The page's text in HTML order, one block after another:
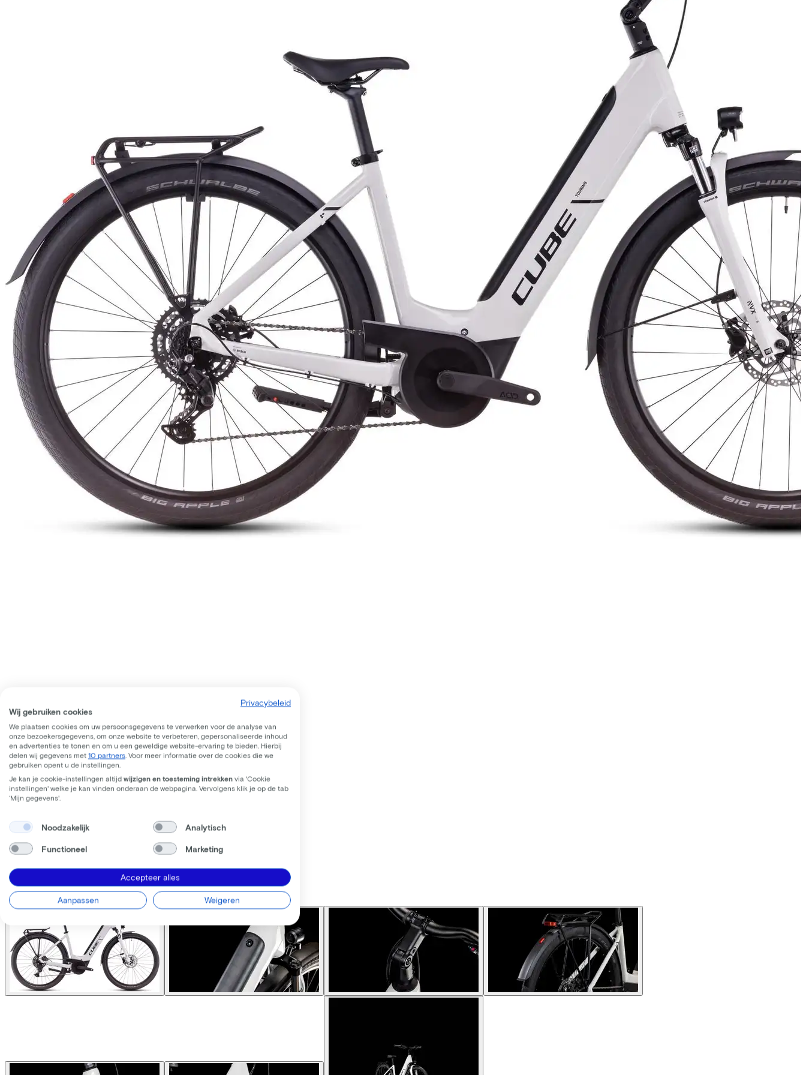
Privacybeleid
Wij gebruiken cookies
We plaatsen cookies om uw persoonsgegevens te verwerken voor de analyse van
onze bezoekersgegevens, om onze website te verbeteren, gepersonaliseerde inhoud
en advertenties te tonen en om u een geweldige website-ervaring te bieden. Hierbij
delen wij gegevens met 10 partners . Voor meer informatie over de cookies die we
gebruiken opent u de instellingen.
Je kan je cookie-instellingen altijd wijzigen en toesteming intrekken via 'Cookie
instellingen' welke je kan vinden onderaan de webpagina. Vervolgens klik je op de tab
‘Mijn gegevens'.
Noodzakelijk Analytisch
Functioneel Marketing
Accepteer alles
Aanpassen Weigeren